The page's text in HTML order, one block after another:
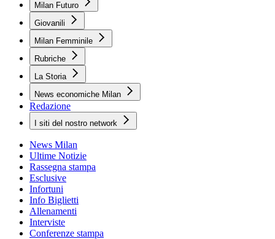
Milan Futuro
Giovanili
Milan Femminile
Rubriche
La Storia
News economiche Milan
Redazione
I siti del nostro network
News Milan
Ultime Notizie
Rassegna stampa
Esclusive
Infortuni
Info Biglietti
Allenamenti
Interviste
Conferenze stampa